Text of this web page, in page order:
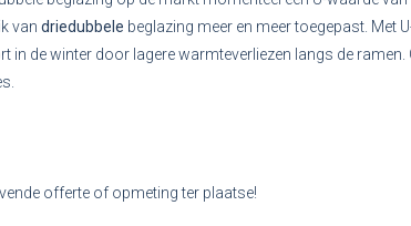
van driedubbele beglazing meer en meer toegepast. Met
in de winter door lagere warmteverliezen langs de ramen.
offerte of opmeting ter plaatse!